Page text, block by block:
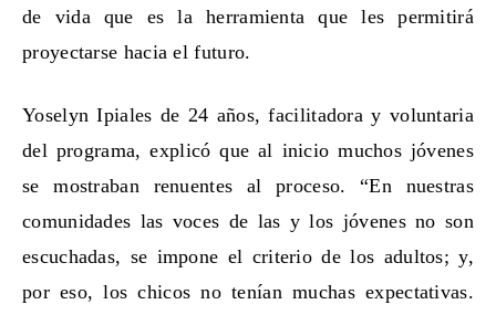
de vida que es la herramienta que les permitirá
proyectarse hacia el futuro.
Yoselyn Ipiales de 24 años, facilitadora y voluntaria
del programa, explicó que al inicio muchos jóvenes
se mostraban renuentes al proceso. “En nuestras
comunidades las voces de las y los jóvenes no son
escuchadas, se impone el criterio de los adultos; y,
por eso, los chicos no tenían muchas expectativas.